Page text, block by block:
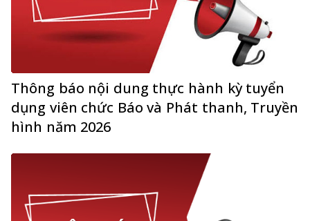
Thông báo nội dung thực hành kỳ tuyển
dụng viên chức Báo và Phát thanh, Truyền
hình năm 2026